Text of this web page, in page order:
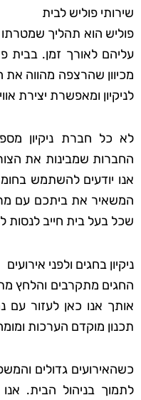
שירותי פוליש לבית
פוליש הוא תהליך שמטרתו
עליהם לאורך זמן. בבית
מכיוון שהרצפה מהווה
לניקיון ומאפשרת יצירת
לא כל חברת ניקיון
החברות שמבינות את
אנו יודעים להשתמש
המשאיר את ביתכם עם
שכל בעל בית חייב
ניקיון בחגים ולפני אירועים
החגים מתקרבים והלחץ
אותך אנו כאן לעזור עם
תכנון מוקדם הערכות
כשהאירועים גדולים
לתמוך בניהול הבית.